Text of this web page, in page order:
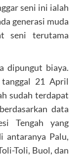
seni ini ialah
generasi muda
seni terutama
dipungut biaya.
21 April
sudah terdapat
data
Tengah yang
antaranya Palu,
Toli, Buol, dan